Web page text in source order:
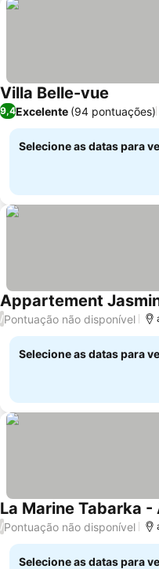
Villa Belle-vue
9,4Excelente (94 pontuações)
Selecione as datas para
Appartement
/Pontuação não disponível
Selecione as datas para
La Marine Tabarka
/Pontuação não disponível
Selecione as datas para